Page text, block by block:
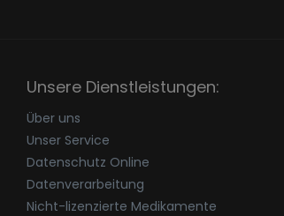
Unsere Dienstleistungen:
Über uns
Unser Service
Datenschutz Online
Datenverarbeitung
Nicht-lizenzierte Medikamente